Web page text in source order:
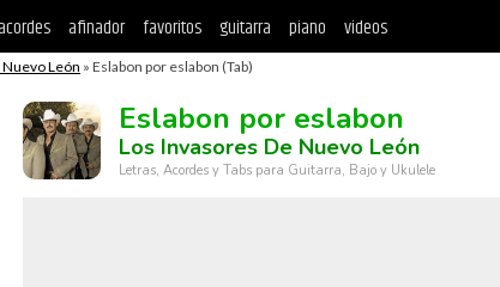
afinador favoritos guitarra piano videos
León » Eslabon por eslabon (Tab)
Eslabon por eslabon
Los Invasores De Nuevo León
Letras, Acordes y Tabs para Guitarra, Bajo y Ukulele